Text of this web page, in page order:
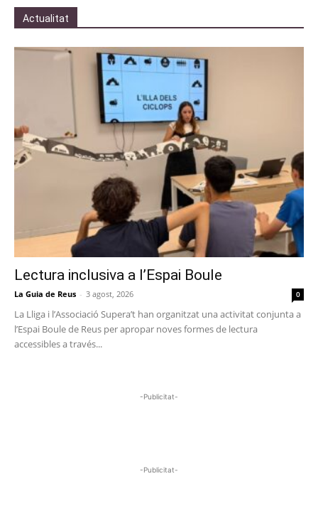
Actualitat
Lectura inclusiva a l’Espai Boule
La Guia de Reus - 3 agost, 2026 0
La Lliga i l’Associació Supera’t han organitzat una activitat conjunta a
l’Espai Boule de Reus per apropar noves formes de lectura
accessibles a través...
-Publicitat-
-Publicitat-